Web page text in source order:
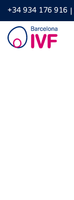
+34 934 176 916
Barcelona
IVF